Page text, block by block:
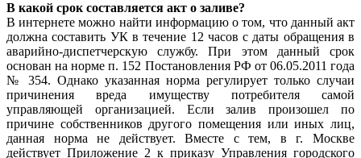
В какой срок составляется акт о заливе?
В интернете можно найти информацию о том, что данный акт
должна составить УК в течение 12 часов с даты обращения в
аварийно-диспетчерскую службу. При этом данный срок
основан на норме п. 152 Постановления РФ от 06.05.2011 года
№ 354. Однако указанная норма регулирует только случаи
причинения вреда имуществу потребителя самой
управляющей организацией. Если залив произошел по
причине собственников другого помещения или иных лиц,
данная норма не действует. Вместе с тем, в г. Москве
действует Приложение 2 к приказу Управления городского